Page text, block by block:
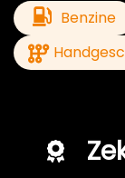
Benzine